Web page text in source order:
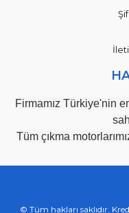
Firmamız Türkiye'nin
Tüm çıkma
© Tüm hakları saklıdır.